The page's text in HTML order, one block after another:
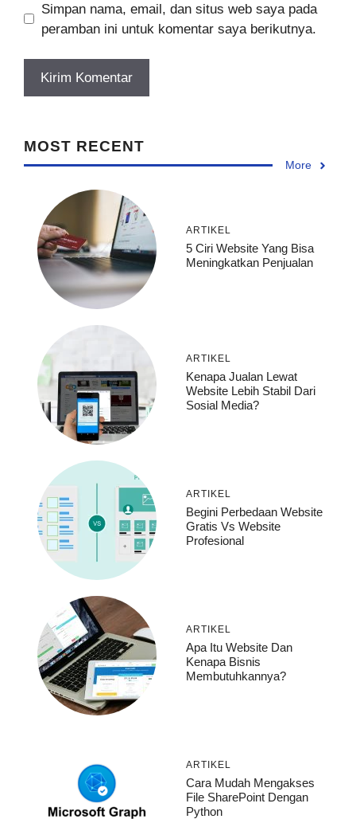
Simpan nama, email, dan situs web saya pada
peramban ini untuk komentar saya berikutnya.
MOST RECENT
More
ARTIKEL
5 Ciri Website Yang Bisa
Meningkatkan Penjualan
ARTIKEL
Kenapa Jualan Lewat
Website Lebih Stabil Dari
Sosial Media?
ARTIKEL
Begini Perbedaan Website
Gratis Vs Website
Profesional
ARTIKEL
Apa Itu Website Dan
Kenapa Bisnis
Membutuhkannya?
ARTIKEL
Cara Mudah Mengakses
File SharePoint Dengan
Python